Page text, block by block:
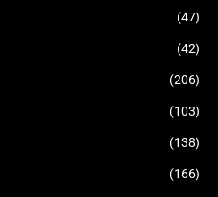
(47)
(42)
(206)
(103)
(138)
(166)